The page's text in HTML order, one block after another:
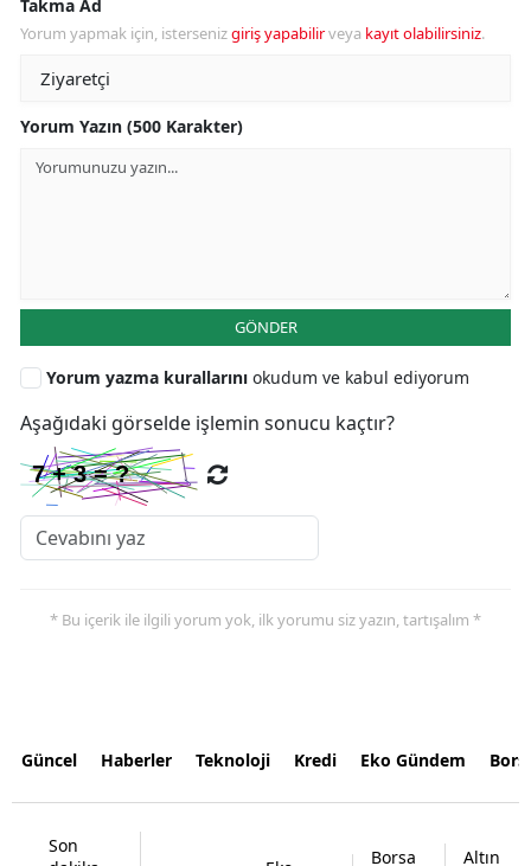
Takma Ad
Yorum yapmak için, istersenizgiriş yapabilirveya kayıt olabilirsiniz.
Yorum Yazın (500 Karakter)
GÖNDER
Yorum yazma kurallarını okudum ve kabul ediyorum
Aşağıdaki görselde işlemin sonucu kaçtır?
* Bu içerik ile ilgili yorum yok, ilk yorumu siz yazın, tartışalım *
Güncel Haberler Teknoloji Kredi Eko Gündem
Son
Borsa Altın